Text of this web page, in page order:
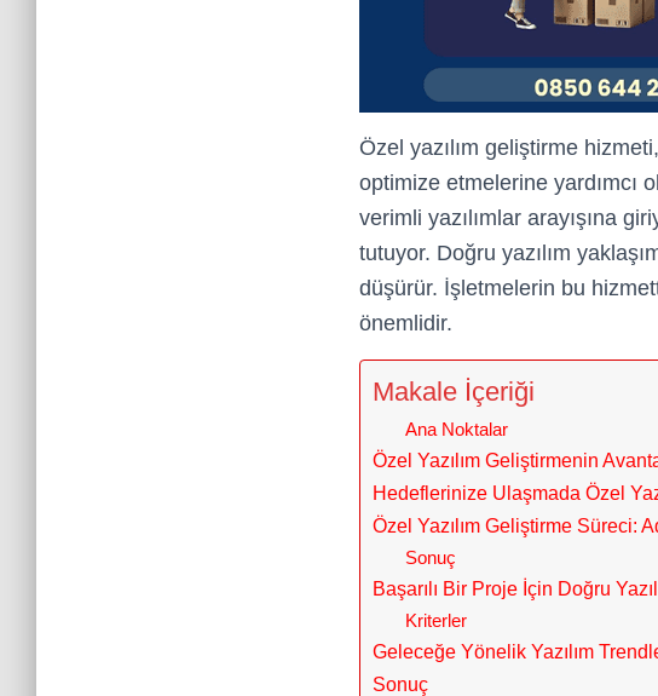
Özel yazılım geliştirme
optimize etmelerine yardımcı
verimli yazılımlar arayışına
tutuyor. Doğru yazılım
düşürür. İşletmelerin bu
önemlidir.
Makale İçeriği
Ana Noktalar
Özel Yazılım Geliştirmenin
Hedeflerinize Ulaşmada Özel
Özel Yazılım Geliştirme Süreci:
Sonuç
Başarılı Bir Proje İçin Doğru
Kriterler
Geleceğe Yönelik Yazılım
Sonuç